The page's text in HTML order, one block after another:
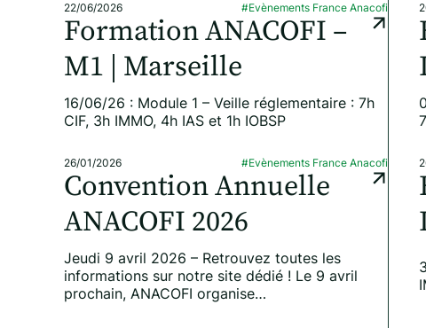
22/06/2026 #Evènements France Anacofi
Formation ANACOFI –
M1 | Marseille
16/06/26 : Module 1 – Veille réglementaire : 7h
CIF, 3h IMMO, 4h IAS et 1h IOBSP
26/01/2026 #Evènements France Anacofi
Convention Annuelle
ANACOFI 2026
Jeudi 9 avril 2026 – Retrouvez toutes les
informations sur notre site dédié ! Le 9 avril
prochain, ANACOFI organise…